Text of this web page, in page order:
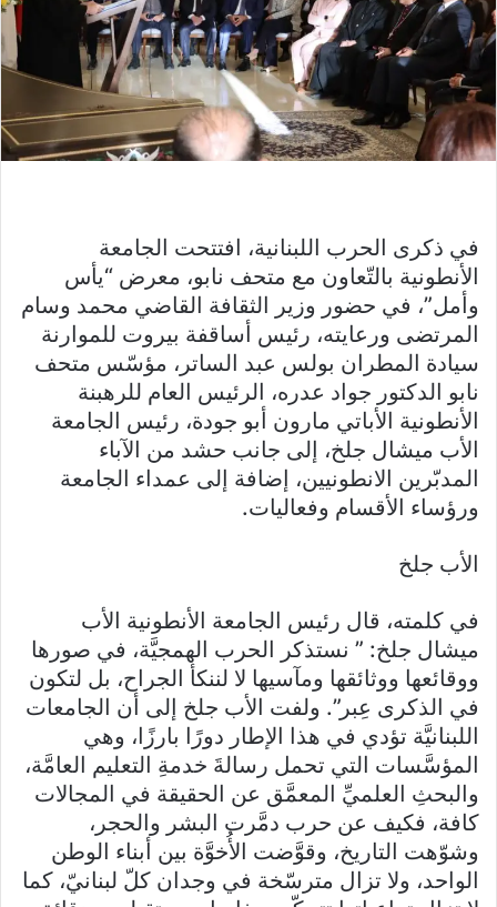
في ذكرى الحرب اللبنانية، افتتحت الجامعة
الأنطونية بالتّعاون مع متحف نابو، معرض “يأس
وأمل”، في حضور وزير الثقافة القاضي محمد وسام
المرتضى ورعايته، رئيس أساقفة بيروت للموارنة
سيادة المطران بولس عبد الساتر، مؤسّس متحف
نابو الدكتور جواد عدره، الرئيس العام للرهبنة
الأنطونية الأباتي مارون أبو جودة، رئيس الجامعة
الأب ميشال جلخ، إلى جانب حشد من الآباء
المدبّرين الانطونيين، إضافة إلى عمداء الجامعة
ورؤساء الأقسام وفعاليات.
الأب جلخ
في كلمته، قال رئيس الجامعة الأنطونية الأب
ميشال جلخ: ” نستذكر الحرب الهمجيَّة، في صورها
ووقائعها ووثائقها ومآسيها لا لننكأ الجراح، بل لتكون
في الذكرى عِبر”. ولفت الأب جلخ إلى أن الجامعات
اللبنانيَّة تؤدي في هذا الإطار دورًا بارزًا، وهي
المؤسَّسات التي تحمل رسالةَ خدمةِ التعليم العامَّة،
والبحثِ العلميِّ المعمَّق عن الحقيقة في المجالات
كافة، فكيف عن حرب دمَّرت البشر والحجر،
وشوّهت التاريخ، وقوَّضت الأُخوَّة بين أبناء الوطن
الواحد، ولا تزال مترسّخة في وجدان كلّ لبنانيّ، كما